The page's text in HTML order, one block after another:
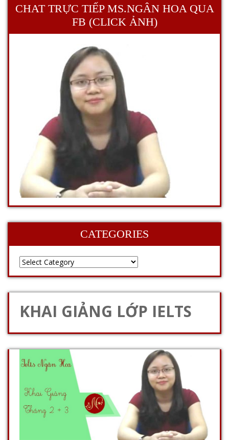
CHAT TRỰC TIẾP MS.NGÂN HOA QUA
FB (CLICK ẢNH)
CATEGORIES
KHAI GIẢNG LỚP IELTS